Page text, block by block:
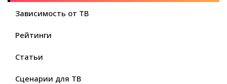
Зависимость от ТВ
Рейтинги
Статьи
Сценарии для ТВ